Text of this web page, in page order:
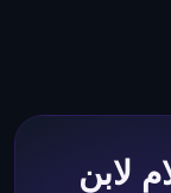
لابن